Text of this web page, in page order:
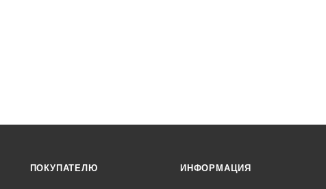
ПОКУПАТЕЛЮ ИНФОРМАЦИЯ